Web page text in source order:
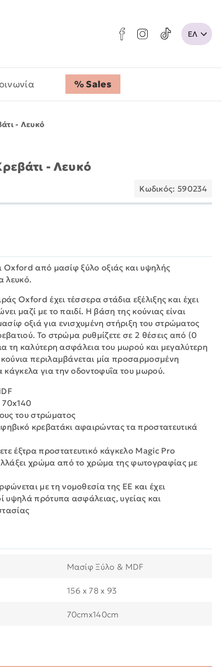
% Sales
- Λευκό
- Λευκό
Κωδικός: 590234
Oxford από μασίφ ξύλο οξιάς και υψηλής
λευκό.
Oxford έχει τέσσερα στάδια εξέλιξης και έχει
μαζί με το παιδί. Η βάση της κούνιας είναι
οξιά για ενισχυμένη στήριξη του στρώματος
Το στρώμα ρυθμίζετε σε 2 θέσεις από (0
τη καλύτερη ασφάλεια του μωρού και μεγαλύτερη
περιλαμβάνεται μία προσαρμοσμένη
για την οδοντοφυΐα του μωρού.
του στρώματος
κρεβατάκι αφαιρώντας τα προστατευτικά
έξτρα προστατευτικό κάγκελο Magic Pro
χρώμα από το χρώμα της φωτογραφίας με
με τη νομοθεσία της ΕΕ και έχει
υψηλά πρότυπα ασφάλειας, υγείας και
Μασίφ Ξύλο & MDF
156 x 78 x 93
70cmx140cm